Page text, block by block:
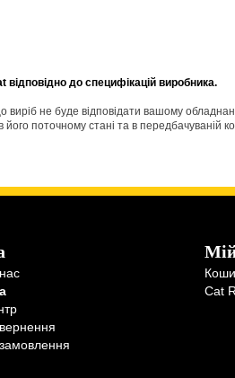
до специфікацій виробника.
виріб не буде відповідати вашому
поточному стані та в передбачуваній
Cat